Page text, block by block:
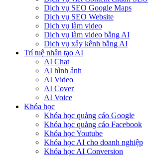
Dịch vụ SEO Google Maps
Dịch vụ SEO Website
Dịch vụ làm video
Dịch vụ làm video bằng AI
Dịch vụ xây kênh bằng AI
Trí tuệ nhân tạo AI
AI Chat
AI hình ảnh
AI Video
AI Cover
AI Voice
Khóa học
Khóa học quảng cáo Google
Khóa học quảng cáo Facebook
Khóa học Youtube
Khóa học AI cho doanh nghiệp
Khóa học AI Conversion